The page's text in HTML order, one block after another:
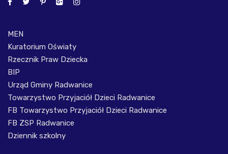
MEN
Kuratorium Oświaty
Rzecznik Praw Dziecka
BIP
Urząd Gminy Radwanice
Towarzystwo Przyjaciół Dzieci Radwanice
FB Towarzystwo Przyjaciół Dzieci Radwanice
FB ZSP Radwanice
Dziennik szkolny